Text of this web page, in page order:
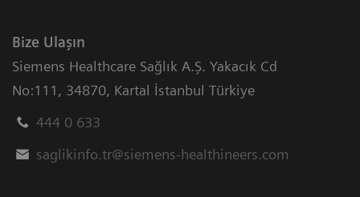
Bize Ulaşın
Siemens Healthcare Sağlık A.Ş. Yakacık Cd
No:111, 34870, Kartal İstanbul Türkiye
444 0 633
saglikinfo.tr@siemens-healthineers.com